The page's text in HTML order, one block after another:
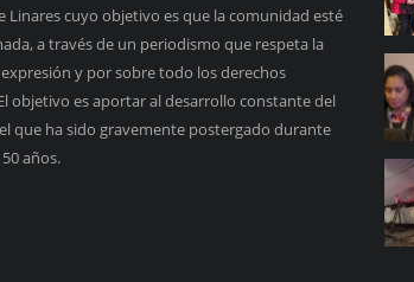
Linares cuyo objetivo es que la comunidad esté
a través de un periodismo que respeta la
y por sobre todo los derechos
objetivo es aportar al desarrollo constante del
que ha sido gravemente postergado durante
años.